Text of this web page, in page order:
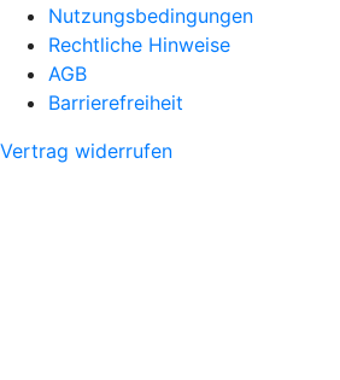
Nutzungsbedingungen
Rechtliche Hinweise
AGB
Barrierefreiheit
Vertrag widerrufen